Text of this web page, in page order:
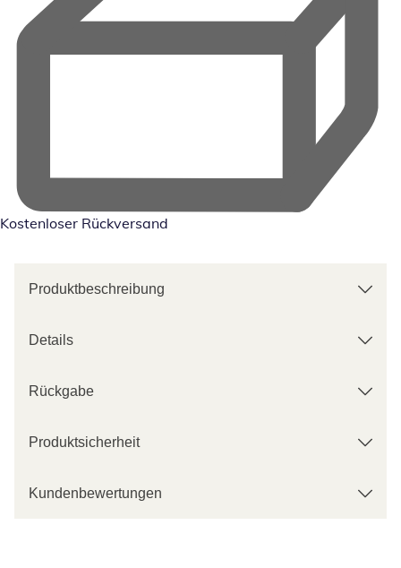
Kostenloser Rückversand
Produktbeschreibung
Details
Rückgabe
Produktsicherheit
Kundenbewertungen